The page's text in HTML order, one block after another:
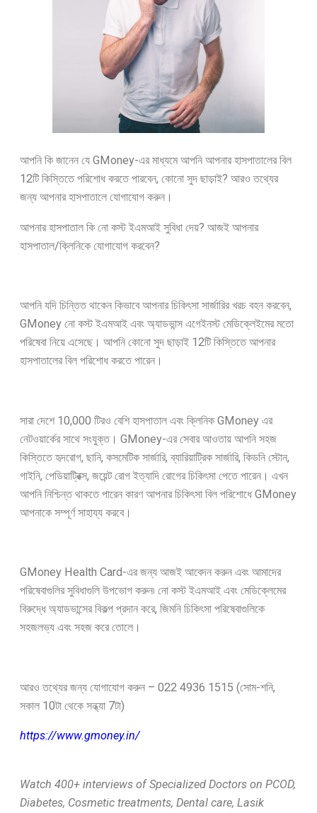
আপনি কি জানেন যে GMoney-এর মাধ্যমে আপনি আপনার হাসপাতালের বিল
12টি কিস্তিতে পরিশোধ করতে পারবেন, কোনো সুদ ছাড়াই? আরও তথ্যের
জন্য আপনার হাসপাতালে যোগাযোগ করুন।
আপনার হাসপাতাল কি নো কস্ট ইএমআই সুবিধা দেয়? আজই আপনার
হাসপাতাল/ক্লিনিকে যোগাযোগ করবেন?
আপনি যদি চিন্তিত থাকেন কিভাবে আপনার চিকিৎসা সার্জারির খরচ বহন করবেন,
GMoney নো কস্ট ইএমআই এবং অ্যাডভান্স এগেইনস্ট মেডিক্লেইমের মতো
পরিষেবা নিয়ে এসেছে। আপনি কোনো সুদ ছাড়াই 12টি কিস্তিতে আপনার
হাসপাতালের বিল পরিশোধ করতে পারেন।
সারা দেশে 10,000 টিরও বেশি হাসপাতাল এবং ক্লিনিক GMoney এর
নেটওয়ার্কের সাথে সংযুক্ত। GMoney-এর সেবার আওতায় আপনি সহজ
কিস্তিতে হৃদরোগ, ছানি, কসমেটিক সার্জারি, ব্যারিয়াট্রিক সার্জারি, কিডনি স্টোন,
গাইনি, পেডিয়াট্রিক্স, জয়েন্ট রোগ ইত্যাদি রোগের চিকিৎসা পেতে পারেন। এখন
আপনি নিশ্চিন্ত থাকতে পারেন কারণ আপনার চিকিৎসা বিল পরিশোধে GMoney
আপনাকে সম্পূর্ণ সাহায্য করবে।
GMoney Health Card-এর জন্য আজই আবেদন করুন এবং আমাদের
পরিষেবাগুলির সুবিধাগুলি উপভোগ করুন৷ নো কস্ট ইএমআই এবং মেডিক্লেমের
বিরুদ্ধে অ্যাডভান্সের বিকল্প প্রদান করে, জিমনি চিকিৎসা পরিষেবাগুলিকে
সহজলভ্য এবং সহজ করে তোলে।
আরও তথ্যের জন্য যোগাযোগ করুন – 022 4936 1515 (সোম-শনি,
সকাল 10টা থেকে সন্ধ্যা 7টা)
https://www.gmoney.in/
Watch 400+ interviews of Specialized Doctors on PCOD,
Diabetes, Cosmetic treatments, Dental care, Lasik